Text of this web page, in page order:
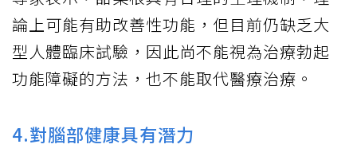
論上可能有助改善性功能，但目前仍缺乏大
型人體臨床試驗，因此尚不能視為治療勃起
功能障礙的方法，也不能取代醫療治療。
4.對腦部健康具有潛力